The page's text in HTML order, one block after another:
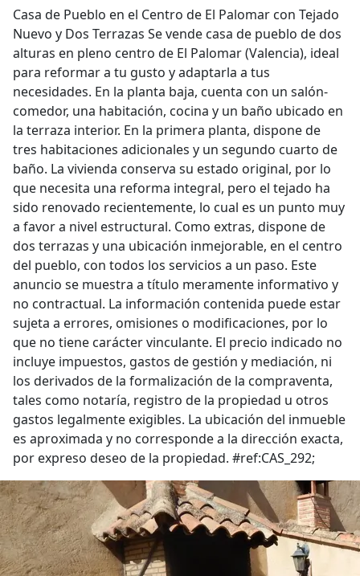
Casa de Pueblo en el Centro de El Palomar con Tejado
Nuevo y Dos Terrazas Se vende casa de pueblo de dos
alturas en pleno centro de El Palomar (Valencia), ideal
para reformar a tu gusto y adaptarla a tus
necesidades. En la planta baja, cuenta con un salón-
comedor, una habitación, cocina y un baño ubicado en
la terraza interior. En la primera planta, dispone de
tres habitaciones adicionales y un segundo cuarto de
baño. La vivienda conserva su estado original, por lo
que necesita una reforma integral, pero el tejado ha
sido renovado recientemente, lo cual es un punto muy
a favor a nivel estructural. Como extras, dispone de
dos terrazas y una ubicación inmejorable, en el centro
del pueblo, con todos los servicios a un paso. Este
anuncio se muestra a título meramente informativo y
no contractual. La información contenida puede estar
sujeta a errores, omisiones o modificaciones, por lo
que no tiene carácter vinculante. El precio indicado no
incluye impuestos, gastos de gestión y mediación, ni
los derivados de la formalización de la compraventa,
tales como notaría, registro de la propiedad u otros
gastos legalmente exigibles. La ubicación del inmueble
es aproximada y no corresponde a la dirección exacta,
por expreso deseo de la propiedad. #ref:CAS_292;